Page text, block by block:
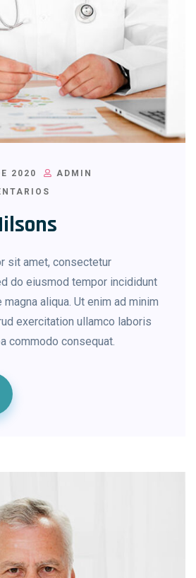
2020
ADMIN
sit amet, consectetur
do eiusmod tempor incididunt
aliqua. Ut enim ad minim
exercitation ullamco laboris
commodo consequat.